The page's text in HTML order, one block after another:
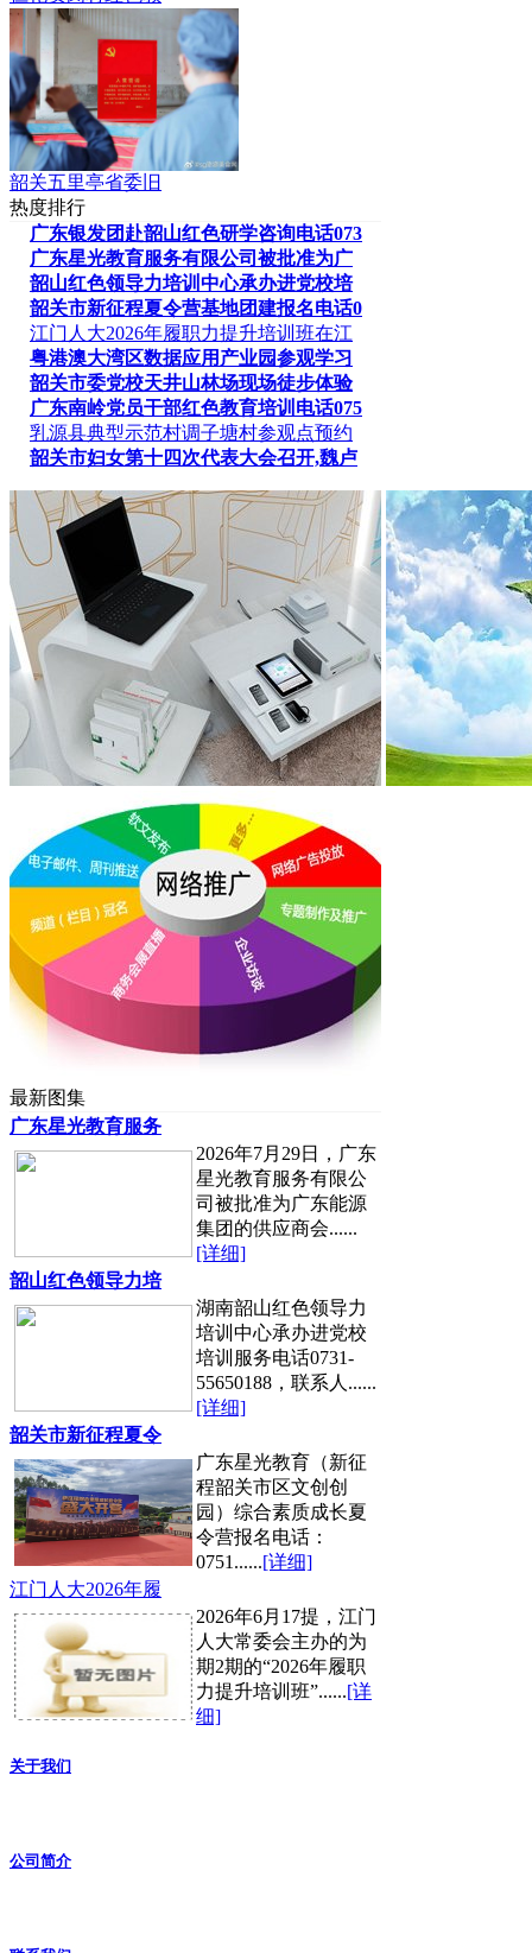
韶关五里亭省委旧
热度排行
广东银发团赴韶山红色研学咨询电话073
广东星光教育服务有限公司被批准为广
韶山红色领导力培训中心承办进党校培
韶关市新征程夏令营基地团建报名电话0
江门人大2026年履职力提升培训班在江
粤港澳大湾区数据应用产业园参观学习
韶关市委党校天井山林场现场徒步体验
广东南岭党员干部红色教育培训电话075
乳源县典型示范村调子塘村参观点预约
韶关市妇女第十四次代表大会召开,魏卢
最新图集
广东星光教育服务
2026年7月29日，广东
星光教育服务有限公
司被批准为广东能源
集团的供应商会......
[详细]
韶山红色领导力培
湖南韶山红色领导力
培训中心承办进党校
培训服务电话0731-
55650188，联系人......
[详细]
韶关市新征程夏令
广东星光教育（新征
程韶关市区文创创
园）综合素质成长夏
令营报名电话：
0751......[详细]
江门人大2026年履
2026年6月17提，江门
人大常委会主办的为
期2期的“2026年履职
力提升培训班”......[详
细]
关于我们
公司简介